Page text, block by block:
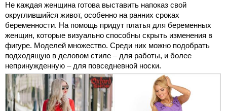
Не каждая женщина готова выставить напоказ свой
округлившийся живот, особенно на ранних сроках
беременности. На помощь придут платья для беременных
женщин, которые визуально способны скрыть изменения в
фигуре. Моделей множество. Среди них можно подобрать
подходящую в деловом стиле – для работы, и более
непринужденную – для повседневной носки.